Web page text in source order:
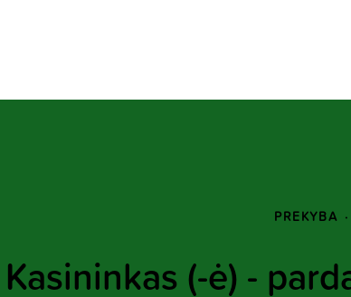
PREKYBA ·
Kasininkas (-ė) -